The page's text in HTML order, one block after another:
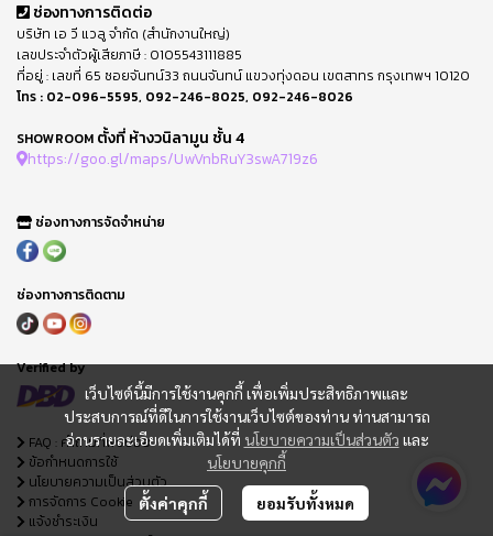
เว็บไซต์นี้มีการใช้งานคุกกี้ เพื่อเพิ่มประสิทธิภาพและ
ประสบการณ์ที่ดีในการใช้งานเว็บไซต์ของท่าน ท่านสามารถ
อ่านรายละเอียดเพิ่มเติมได้ที่ นโยบายความเป็นส่วนตัว และ
นโยบายคุกกี้
ตั้งค่าคุกกี้ ยอมรับทั้งหมด
ช่องทางการติดต่อ
บริษัท เอ วี แวลู จำกัด (สำนักงานใหญ่)
เลขประจำตัวผู้เสียภาษี : 0105543111885
ที่อยู่ : เลขที่ 65 ซอยจันทน์33 ถนนจันทน์ แขวงทุ่งดอน เขตสาทร กรุงเทพฯ 10120
โทร : 02-096-5595, 092-246-8025, 092-246-8026
SHOWROOM ตั้งที่ ห้างวนิลามูน ชั้น 4
https://goo.gl/maps/UwVnbRuY3swA719z6
ช่องทางการจัดจำหน่าย
ช่องทางการติดตาม
Verified by
FAQ : คำถามที่พบบ่อย
ข้อกำหนดการใช้
นโยบายความเป็นส่วนตัว
การจัดการ Cookie
แจ้งชำระเงิน